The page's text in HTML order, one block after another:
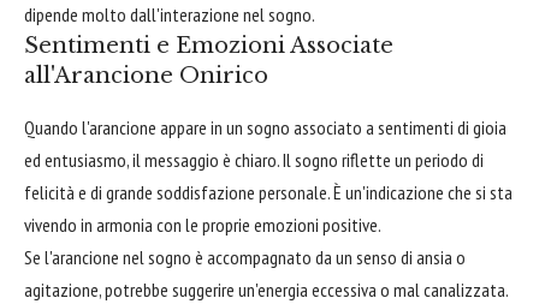
dipende molto dall'interazione nel sogno.
Sentimenti e Emozioni Associate
all'Arancione Onirico
Quando l'arancione appare in un sogno associato a sentimenti di gioia
ed entusiasmo, il messaggio è chiaro. Il sogno riflette un periodo di
felicità e di grande soddisfazione personale. È un'indicazione che si sta
vivendo in armonia con le proprie emozioni positive.
Se l'arancione nel sogno è accompagnato da un senso di ansia o
agitazione, potrebbe suggerire un'energia eccessiva o mal canalizzata.